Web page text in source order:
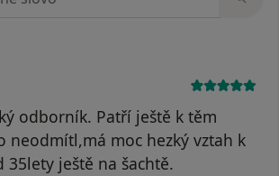
odborník. Patří ještě k těm
moc hezký vztah k
ještě na šachtě.